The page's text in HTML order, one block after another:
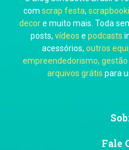
Carol
Ju
com scrap festa,
decore muito mais. Toda
posts, vídeos e podcasts
acessórios, outros
empreendedorismo, gestão
arquivos grátis para
Fale